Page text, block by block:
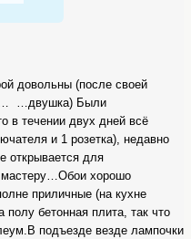
довольны (после своей
…двушка) Были
в течении двух дней всё
и 1 розетка), недавно
открывается для
мастеру…Обои хорошо
приличные (на кухне
бетонная плита, так что
подъезде везде лампочки